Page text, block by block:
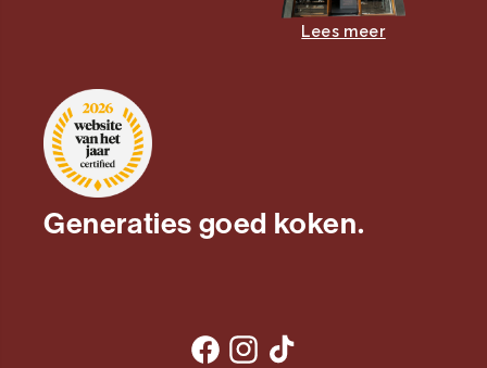
Lees meer
Generaties goed koken.